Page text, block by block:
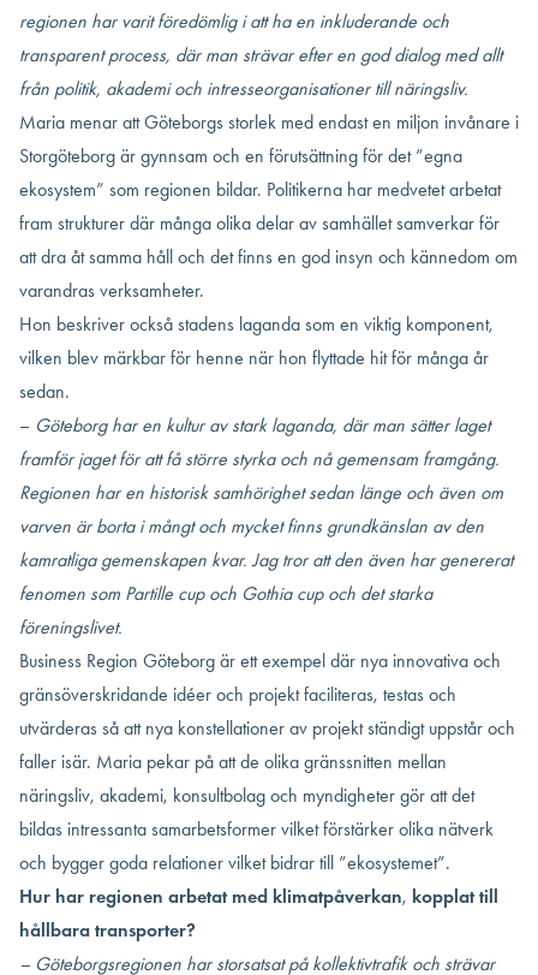
regionen har varit föredömlig i att ha en inkluderande och
transparent process, där man strävar efter en god dialog med allt
från politik, akademi och intresseorganisationer till näringsliv.
Maria menar att Göteborgs storlek med endast en miljon invånare i
Storgöteborg är gynnsam och en förutsättning för det ”egna
ekosystem” som regionen bildar. Politikerna har medvetet arbetat
fram strukturer där många olika delar av samhället samverkar för
att dra åt samma håll och det finns en god insyn och kännedom om
varandras verksamheter.
Hon beskriver också stadens laganda som en viktig komponent,
vilken blev märkbar för henne när hon flyttade hit för många år
sedan.
– Göteborg har en kultur av stark laganda, där man sätter laget
framför jaget för att få större styrka och nå gemensam framgång.
Regionen har en historisk samhörighet sedan länge och även om
varven är borta i mångt och mycket finns grundkänslan av den
kamratliga gemenskapen kvar. Jag tror att den även har genererat
fenomen som Partille cup och Gothia cup och det starka
föreningslivet.
Business Region Göteborg är ett exempel där nya innovativa och
gränsöverskridande idéer och projekt faciliteras, testas och
utvärderas så att nya konstellationer av projekt ständigt uppstår och
faller isär. Maria pekar på att de olika gränssnitten mellan
näringsliv, akademi, konsultbolag och myndigheter gör att det
bildas intressanta samarbetsformer vilket förstärker olika nätverk
och bygger goda relationer vilket bidrar till ”ekosystemet”.
Hur har regionen arbetat med klimatpåverkan, kopplat till
hållbara transporter?
– Göteborgsregionen har storsatsat på kollektivtrafik och strävar